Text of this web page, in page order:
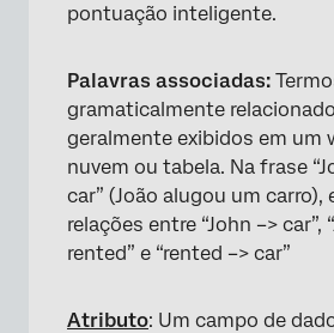
pontuação inteligente.
Palavras associadas:
gramaticalmente
geralmente exibidos em um
nuvem ou tabela. Na frase
car” (João alugou um carro),
relações entre “John –> car”,
rented” e “rented –> car”
Atributo: Um campo de